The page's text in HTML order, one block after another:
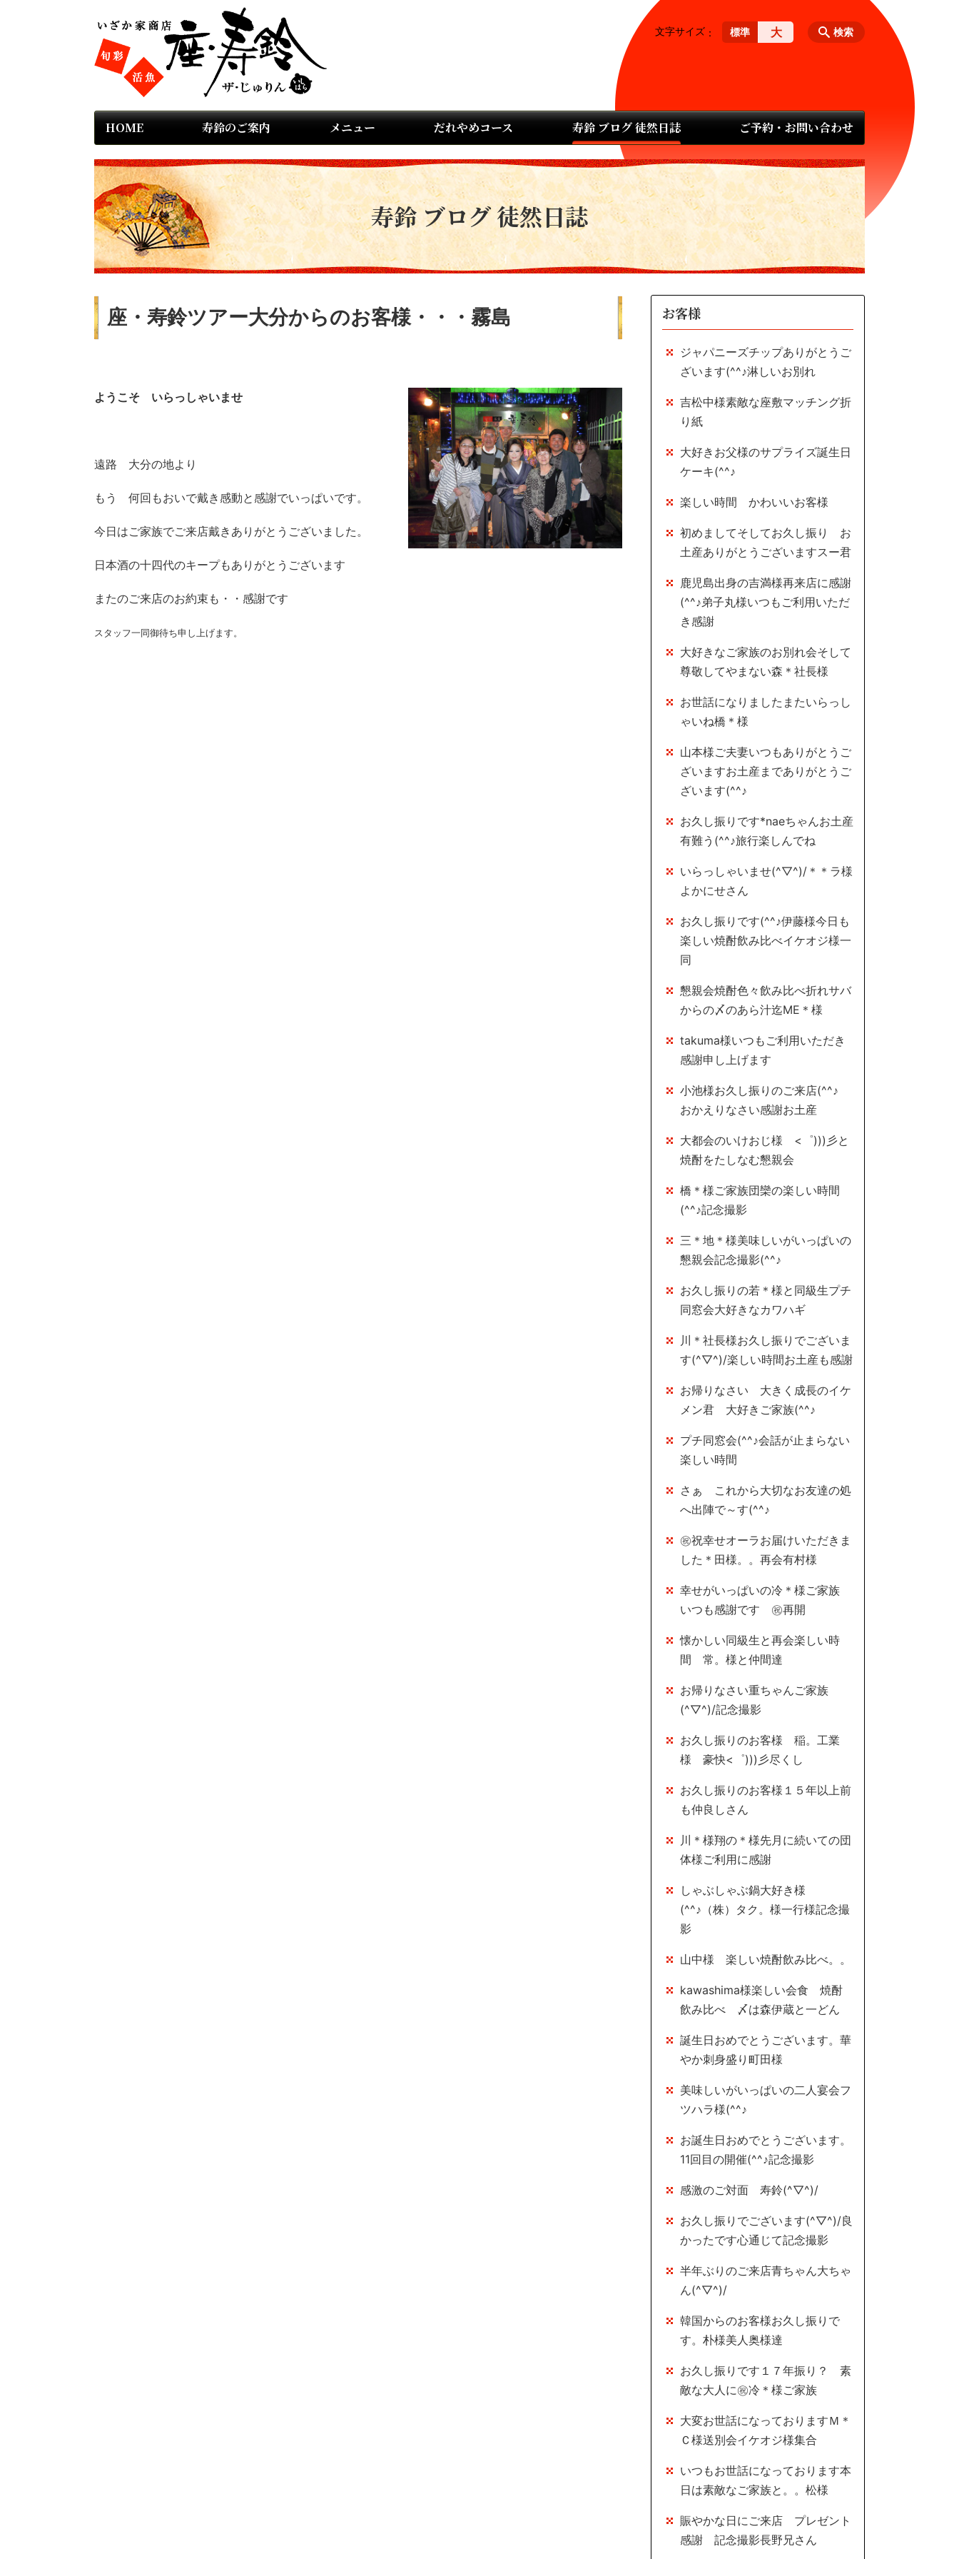
HOME 寿鈴のご案内 メニュー だれやめコース 寿鈴 ブログ 徒然日誌 ご予約・お問い合わせ
検索
文字サイズ 標準 大
寿鈴 ブログ 徒然日誌
座・寿鈴ツアー大分からのお客様・・・霧島
ようこそ いらっしゃいませ
遠路 大分の地より
もう 何回もおいで戴き感動と感謝でいっぱいです。
今日はご家族でご来店戴きありがとうございました。
日本酒の十四代のキープもありがとうございます
またのご来店のお約束も・・感謝です
スタッフ一同御待ち申し上げます。
お客様
ジャパニーズチップありがとうご
ざいます(^^♪淋しいお別れ
吉松中様素敵な座敷マッチング折
り紙
大好きお父様のサプライズ誕生日
ケーキ(^^♪
楽しい時間 かわいいお客様
初めましてそしてお久し振り お
土産ありがとうございますスー君
鹿児島出身の吉満様再来店に感謝
(^^♪弟子丸様いつもご利用いただ
き感謝
大好きなご家族のお別れ会そして
尊敬してやまない森＊社長様
お世話になりましたまたいらっし
ゃいね橋＊様
山本様ご夫妻いつもありがとうご
ざいますお土産までありがとうご
ざいます(^^♪
お久し振りです*naeちゃんお土産
有難う(^^♪旅行楽しんでね
いらっしゃいませ(^▽^)/＊＊ラ様
よかにせさん
お久し振りです(^^♪伊藤様今日も
楽しい焼酎飲み比べイケオジ様一
同
懇親会焼酎色々飲み比べ折れサバ
からの〆のあら汁迄ME＊様
takuma様いつもご利用いただき
感謝申し上げます
小池様お久し振りのご来店(^^♪
おかえりなさい感謝お土産
大都会のいけおじ様 <゜)))彡と
焼酎をたしなむ懇親会
橋＊様ご家族団欒の楽しい時間
(^^♪記念撮影
三＊地＊様美味しいがいっぱいの
懇親会記念撮影(^^♪
お久し振りの若＊様と同級生プチ
同窓会大好きなカワハギ
川＊社長様お久し振りでございま
す(^▽^)/楽しい時間お土産も感謝
お帰りなさい 大きく成長のイケ
メン君 大好きご家族(^^♪
プチ同窓会(^^♪会話が止まらない
楽しい時間
さぁ これから大切なお友達の処
へ出陣で～す(^^♪
㊗祝幸せオーラお届けいただきま
した＊田様。。再会有村様
幸せがいっぱいの冷＊様ご家族
いつも感謝です ㊗再開
懐かしい同級生と再会楽しい時
間 常。様と仲間達
お帰りなさい重ちゃんご家族
(^▽^)/記念撮影
お久し振りのお客様 稲。工業
様 豪快<゜)))彡尽くし
お久し振りのお客様１５年以上前
も仲良しさん
川＊様翔の＊様先月に続いての団
体様ご利用に感謝
しゃぶしゃぶ鍋大好き様
(^^♪（株）タク。様一行様記念撮
影
山中様 楽しい焼酎飲み比べ。。
kawashima様楽しい会食 焼酎
飲み比べ 〆は森伊蔵と一どん
誕生日おめでとうございます。華
やか刺身盛り町田様
美味しいがいっぱいの二人宴会フ
ツハラ様(^^♪
お誕生日おめでとうございます。
11回目の開催(^^♪記念撮影
感激のご対面 寿鈴(^▽^)/
お久し振りでございます(^▽^)/良
かったです心通じて記念撮影
半年ぶりのご来店青ちゃん大ちゃ
ん(^▽^)/
韓国からのお客様お久し振りで
す。朴様美人奥様達
お久し振りです１７年振り？ 素
敵な大人に㊗冷＊様ご家族
大変お世話になっておりますＭ＊
Ｃ様送別会イケオジ様集合
いつもお世話になっております本
日は素敵なご家族と。。松様
賑やかな日にご来店 プレゼント
感謝 記念撮影長野兄さん